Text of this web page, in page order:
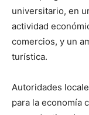
universitario, en
actividad
comercios, y un
turística.
Autoridades
para la economía